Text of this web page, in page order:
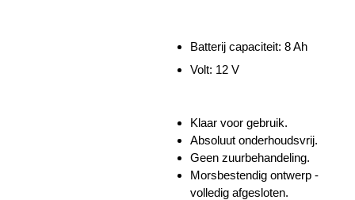
Batterij capaciteit: 8 Ah
Volt: 12 V
Klaar voor gebruik.
Absoluut onderhoudsvrij.
Geen zuurbehandeling.
Morsbestendig ontwerp -
volledig afgesloten.